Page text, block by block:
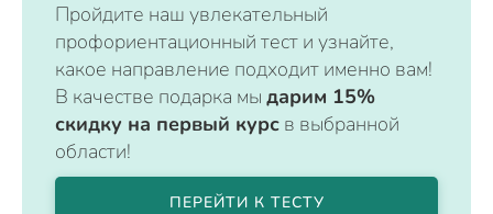
Пройдите наш увлекательный
профориентационный тест и узнайте,
какое направление подходит именно вам!
В качестве подарка мы дарим 15%
скидку на первый курс в выбранной
области!
ПЕРЕЙТИ К ТЕСТУ